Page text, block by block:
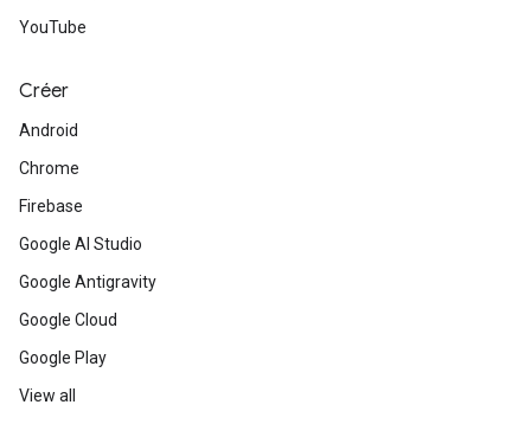
YouTube
Créer
Android
Chrome
Firebase
Google AI Studio
Google Antigravity
Google Cloud
Google Play
View all